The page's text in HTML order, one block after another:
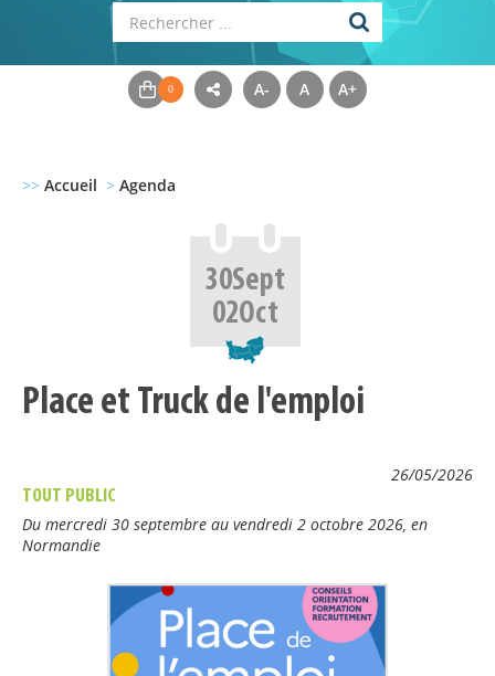
A- A A+
>> Accueil > Agenda
30Sept
02Oct
Place et Truck de l'emploi
26/05/2026
TOUT PUBLIC
Du mercredi 30 septembre au vendredi 2 octobre 2026, en
Normandie